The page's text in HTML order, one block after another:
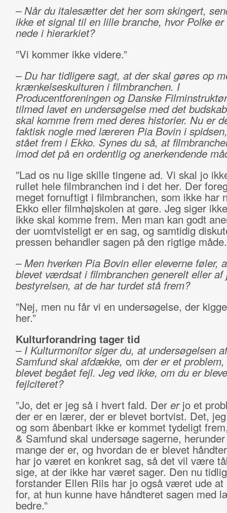
– Når du italesætter det her som skingert,
ikke et signal til en lille branche, hvor Polke
nede i hierarkiet?
”Vi kommer ikke videre.”
– Du har tidligere sagt, at der skal gøres op
krænkelseskulturen i filmbranchen. I
Producentforeningen og Danske
tilmed lavet en undersøgelse med det
skal komme frem med deres historier. Nu er
faktisk nogle med læreren Pia Bovin i
stået frem i Ekko. Synes du så, at
imod det på en ordentlig og anerkendende
”Lad os nu lige skille tingene ad. Vi skal jo
rullet hele filmbranchen ind i det her. Der
meget fornuftigt i filmbranchen, som ikke har
Ekko eller filmhøjskolen at gøre. Jeg siger
ikke skal komme frem. Men man kan godt
der uomtvisteligt er en sag, og samtidig
pressen behandler sagen på den rigtige
– Men hverken Pia Bovin eller eleverne føler,
blevet værdsat i filmbranchen generelt eller af
bestyrelsen, at de har turdet stå frem?
”Nej, men nu får vi en undersøgelse, der
her.”
Kulturforandring tager tid
– I Kulturmonitor siger du, at undersøgelsen
Samfund skal afdække, om der er et
blevet begået fejl. Jeg ved ikke, om du er
fejlciteret?
”Jo, det er jeg så i hvert fald. Der erjo et
der er en lærer, der er blevet bortvist. Det,
og som åbenbart ikke er kommet tydeligt
& Samfund skal undersøge sagerne,
mange der er, og hvordan de er blevet
har jo været en konkret sag, så det vil være
sige, at der ikke har været sager. Den nu
forstander Ellen Riis har jo også været ude at
for, at hun kunne have håndteret sagen med
bedre.”